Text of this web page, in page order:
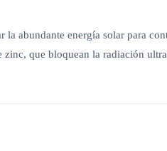
abundante energía solar para
que bloquean la radiación